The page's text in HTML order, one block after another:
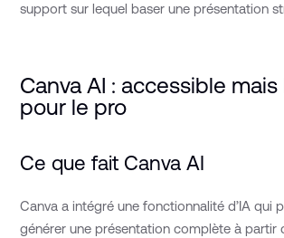
support sur lequel baser une présentation
Canva AI : accessible
pour le pro
Ce que fait Canva AI
Canva a intégré une fonctionnalité d’IA qui
générer une présentation complète à partir